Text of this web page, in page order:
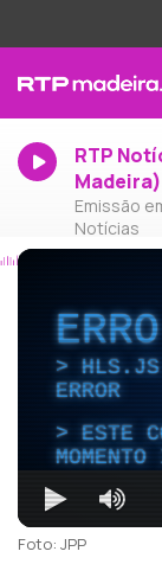
RTP
Madeira)
Emissão
Notícias
HLS.JS
ERROR
ESTE
Foto: JPP